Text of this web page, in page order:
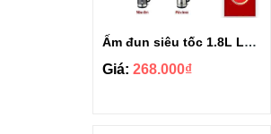
Ấm đun siêu tốc 1.8L Ladomax HA-869-Cơ
Giá: 268.000₫